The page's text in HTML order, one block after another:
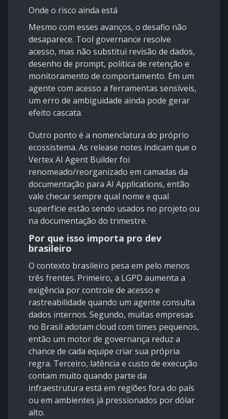
Onde o risco ainda está
Mesmo com esses avanços, o desafio não
desaparece. Tool governance resolve
acesso, mas não substitui revisão de dados,
desenho de prompt, política de retenção e
monitoramento de comportamento. Em um
agente com acesso a ferramentas sensíveis,
um erro de ambiguidade ainda pode gerar
efeito cascata.
Outro ponto é a nomenclatura do próprio
ecossistema. As release notes indicam que o
Vertex AI Agent Builder foi
renomeado/reorganizado em camadas da
documentação para AI Applications, então
vale checar sempre qual nome e qual
superfície estão sendo usados no projeto ou
na documentação do trimestre.
Por que isso importa pro dev
brasileiro
O contexto brasileiro pesa em pelo menos
três frentes. Primeiro, a LGPD aumenta a
exigência por controle de acesso e
rastreabilidade quando um agente consulta
dados internos. Segundo, muitas empresas
no Brasil adotam cloud com times pequenos,
então um motor de governança reduz a
chance de cada equipe criar sua própria
regra. Terceiro, latência e custo de execução
contam muito quando parte da
infraestrutura está em regiões fora do país
ou em ambientes já pressionados por dólar
alto.